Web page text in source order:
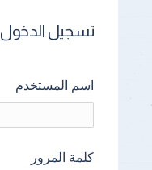
تسجيل الدخول
اسم المستخدم
كلمة المرور